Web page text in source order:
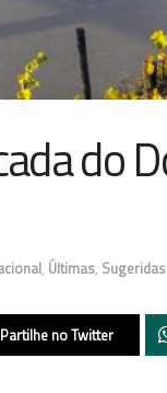
do
, Últimas, Sugeridas
Partilhe no Twitter